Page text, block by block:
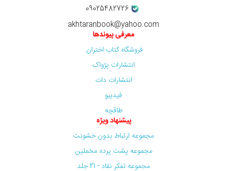
09025482726
akhtaranbook@yahoo.com
معرفی پیوندها
فروشگاه کتاب اختران
انتشارات پژواک
انتشارات دات
فیدیبو
طاقچه
پیشنهاد ویژه
مجموعه ارتباط بدون خشونت
مجموعه پشت پرده مخملین
مجموعه تفکر نقاد - 21 جلد